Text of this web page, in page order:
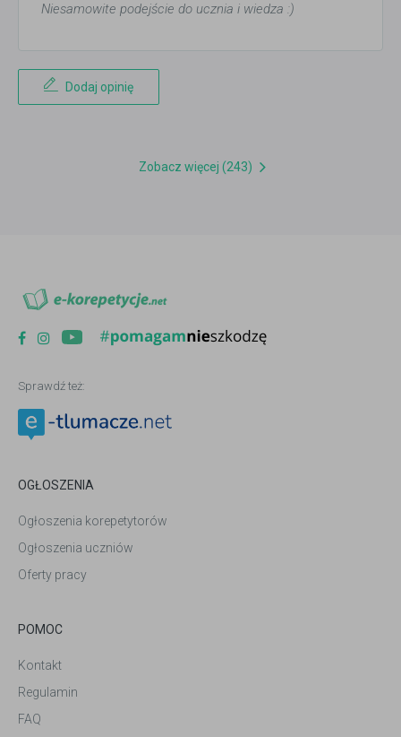
Niesamowite podejście do ucznia i wiedza :)
Dodaj opinię
Zobacz więcej (243)
Sprawdź też:
OGŁOSZENIA
Ogłoszenia korepetytorów
Ogłoszenia uczniów
Oferty pracy
POMOC
Kontakt
Regulamin
FAQ